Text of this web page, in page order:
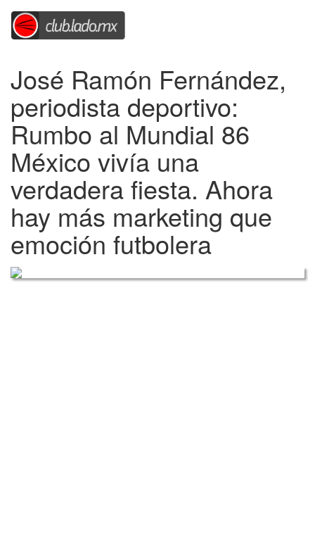
José Ramón Fernández,
periodista deportivo:
Rumbo al Mundial 86
México vivía una
verdadera fiesta. Ahora
hay más marketing que
emoción futbolera